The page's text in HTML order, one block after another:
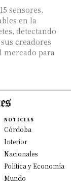
sensores,
en la
detectando
creadores
mercado para
NOTICIAS
Córdoba
Interior
Nacionales
Política y Economía
Mundo